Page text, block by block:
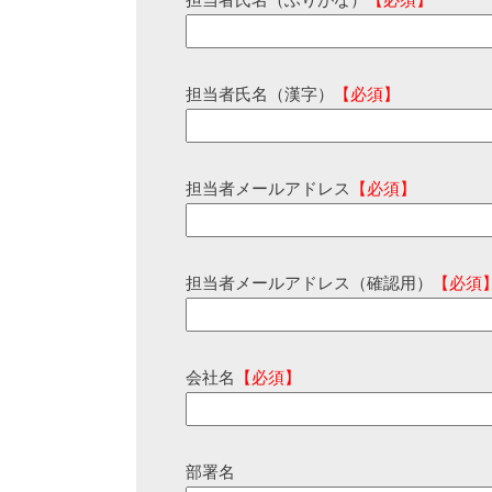
担当者氏名（漢字） 【必須】
担当者メールアドレス 【必須】
担当者メールアドレス（確認用） 【必須
会社名 【必須】
部署名